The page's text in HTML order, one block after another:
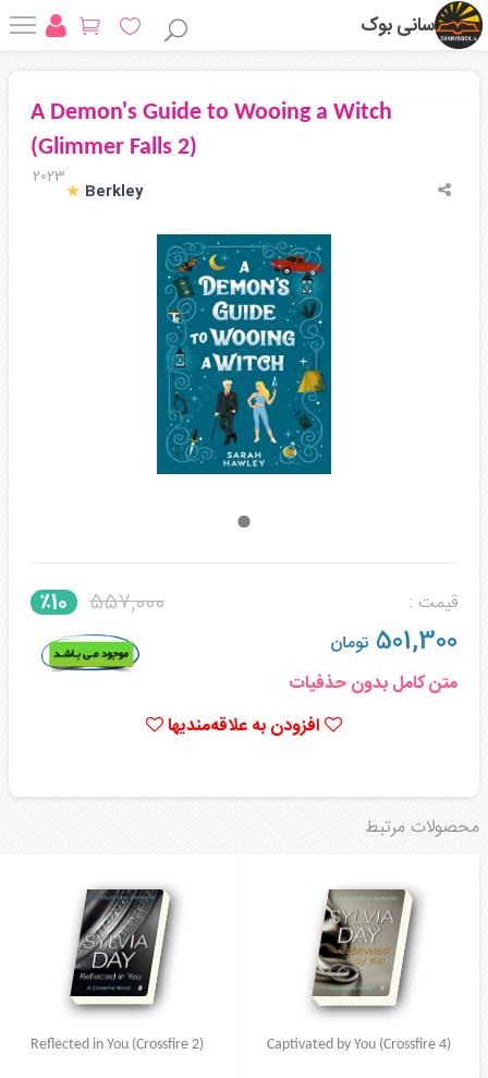
سانی بوک
A Demon's Guide to Wooing a Witch
(Glimmer Falls 2)
2023
Berkley
قیمت : 557,000 ٪10
501,300 تومان
متن کامل بدون حذفیات
افزودن به علاقه‌مندیها
محصولات مرتبط
Captivated by You (Crossfire 4)
Reflected in You (Crossfire 2)